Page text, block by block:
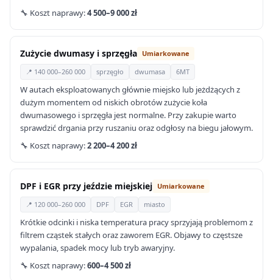
🔧 Koszt naprawy:4 500–9 000 zł
Zużycie dwumasy i sprzęgła Umiarkowane
📍 140 000–260 000 sprzęgło dwumasa 6MT
W autach eksploatowanych głównie miejsko lub jeżdżących z
dużym momentem od niskich obrotów zużycie koła
dwumasowego i sprzęgła jest normalne. Przy zakupie warto
sprawdzić drgania przy ruszaniu oraz odgłosy na biegu jałowym.
🔧 Koszt naprawy:2 200–4 200 zł
DPF i EGR przy jeździe miejskiej Umiarkowane
📍 120 000–260 000 DPF EGR miasto
Krótkie odcinki i niska temperatura pracy sprzyjają problemom z
filtrem cząstek stałych oraz zaworem EGR. Objawy to częstsze
wypalania, spadek mocy lub tryb awaryjny.
🔧 Koszt naprawy:600–4 500 zł